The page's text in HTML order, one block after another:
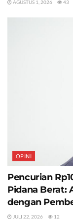
AGUSTUS 1, 2026 43
OPINI
Pencurian
Pidana Berat:
dengan
JULI 22, 2026 12